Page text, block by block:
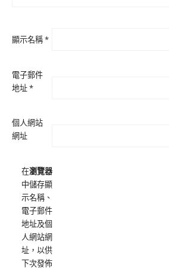
顯示名稱*
電子郵件
地址*
個人網站
網址
在瀏覽器
中儲存顯
示名稱、
電子郵件
地址及個
人網站網
址，以供
下次發佈